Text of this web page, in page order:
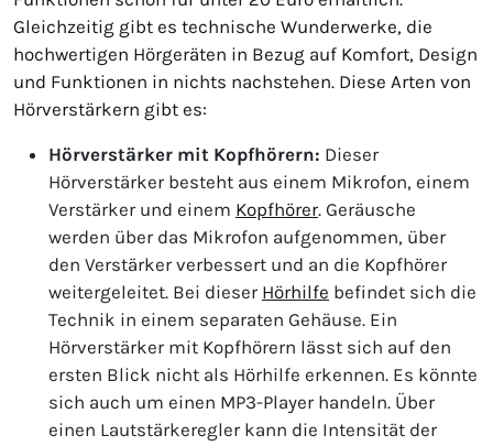
Gleichzeitig gibt es technische Wunderwerke, die
hochwertigen Hörgeräten in Bezug auf Komfort, Design
und Funktionen in nichts nachstehen. Diese Arten von
Hörverstärkern gibt es:
Hörverstärker mit Kopfhörern: Dieser
Hörverstärker besteht aus einem Mikrofon, einem
Verstärker und einem Kopfhörer. Geräusche
werden über das Mikrofon aufgenommen, über
den Verstärker verbessert und an die Kopfhörer
weitergeleitet. Bei dieser Hörhilfe befindet sich die
Technik in einem separaten Gehäuse. Ein
Hörverstärker mit Kopfhörern lässt sich auf den
ersten Blick nicht als Hörhilfe erkennen. Es könnte
sich auch um einen MP3-Player handeln. Über
einen Lautstärkeregler kann die Intensität der